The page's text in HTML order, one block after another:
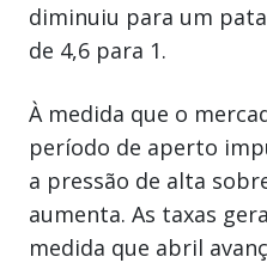
diminuiu para um
de 4,6 para 1.
À medida que o
período de aperto
a pressão de alta
aumenta. As taxas
medida que abril